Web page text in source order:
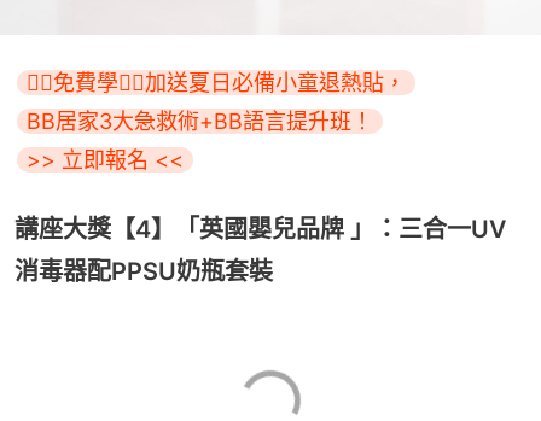
👇🏻免費學👇🏻加送夏日必備小童退熱貼，
BB居家3大急救術+BB語言提升班！
>> 立即報名 <<
講座大獎【4】「英國嬰兒品牌 」：三合一UV
消毒器配PPSU奶瓶套裝